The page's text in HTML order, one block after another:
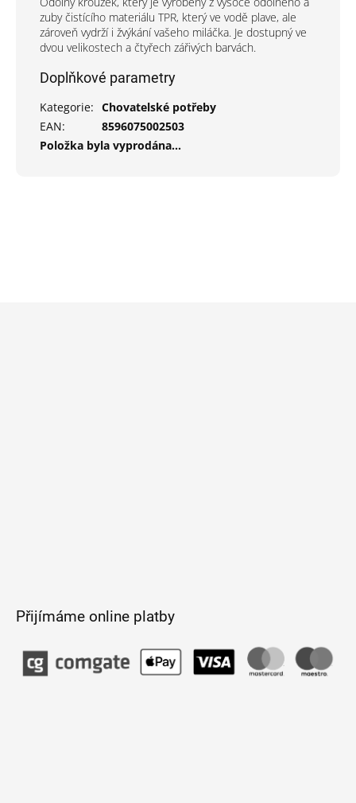
zuby čistícího materiálu TPR, který ve vodě plave, ale
zároveň vydrží i žvýkání vašeho miláčka. Je dostupný ve
dvou velikostech a čtyřech zářivých barvách.
Doplňkové parametry
Kategorie: Chovatelské potřeby
EAN:
8596075002503
Položka byla vyprodána…
Přijímáme online platby